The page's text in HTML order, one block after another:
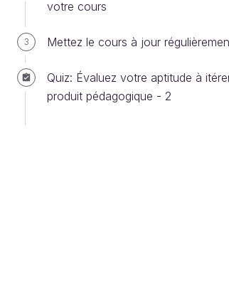
votre cours
3 Mettez le cours à jour
Quiz: Évaluez votre aptitude à
produit pédagogique - 2